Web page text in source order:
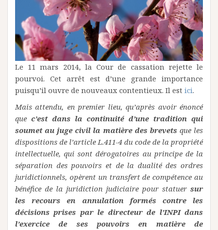
Le 11 mars 2014, la Cour de cassation rejette le
pourvoi. Cet arrêt est d’une grande importance
puisqu’il ouvre de nouveaux contentieux. Il est ici.
Mais attendu, en premier lieu, qu’après avoir énoncé
que c’est dans la continuité d’une tradition qui
soumet au juge civil la matière des brevets que les
dispositions de l’article L.411-4 du code de la propriété
intellectuelle, qui sont dérogatoires au principe de la
séparation des pouvoirs et de la dualité des ordres
juridictionnels, opèrent un transfert de compétence au
bénéfice de la juridiction judiciaire pour statuer sur
les recours en annulation formés contre les
décisions prises par le directeur de l’INPI dans
l’exercice de ses pouvoirs en matière de